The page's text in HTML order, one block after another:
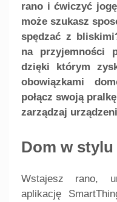
rano i ćwiczyć
może szukasz
spędzać z
na przyjemności
dzięki którym
obowiązkami
połącz swoją
zarządzaj
Dom w
Wstajesz rano,
aplikację